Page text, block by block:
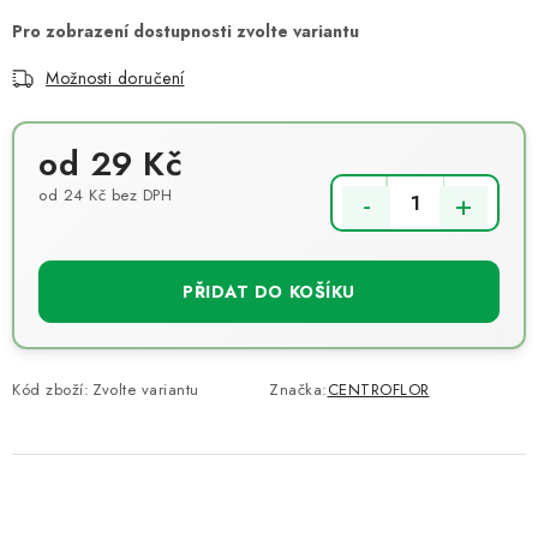
Možnosti doručení
od 29 Kč
od 24 Kč bez DPH
PŘIDAT DO KOŠÍKU
Kód zboží: Zvolte variantu Značka:CENTROFLOR